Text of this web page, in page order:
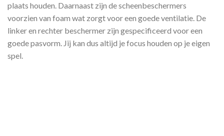
plaats houden. Daarnaast zijn de scheenbeschermers
voorzien van foam wat zorgt voor een goede ventilatie. De
linker en rechter beschermer zijn gespecificeerd voor een
goede pasvorm. Jij kan dus altijd je focus houden op je eigen
spel.